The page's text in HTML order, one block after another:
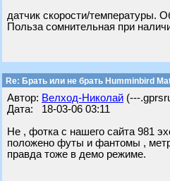
датчик скорости/температуры.
Польза сомнительная при
Re: Брать или не брать Humminbird
Автор: Велход-Николай (---
Дата: 18-03-06 03:11
Не , фотка с нашего сайта 981
положено футы и фантомы ,
правда тоже в демо режиме.